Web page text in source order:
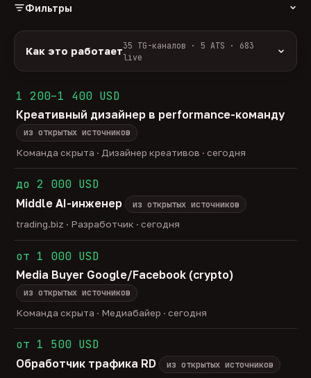
Фильтры
удалённо 588 гибрид
ГРЕЙД
junior43 middle275
head 23
только с зарплатой
Как это работает35 TG-каналов · 5 ATS · 683
live
ArbiHunter, Партнёркин и ATS-площадки
(Greenhouse, Himalayas и другие).
Разбор:нейронка разбирает сырец каждые 30
минут — роль, вертикаль, формат, вилка, грейд.
Скам-фильтр:
без предоплат и взносов, без
обещаний гарантированного дохода, без увода в
Свежесть:протухшее удаляется автоматически
через 30 дней.
35TG-каналов ·5ATS-площадок ·
1 200–1 400 USD
Креативный дизайнер в performance-команду
из открытых источников
Команда скрыта · Дизайнер креативов · сегодня
до 2 000 USD
Middle AI-инженер
из открытых источников
trading.biz · Разработчик · сегодня
от 1 000 USD
Media Buyer Google/Facebook (crypto)
из открытых источников
Команда скрыта · Медиабайер · сегодня
от 1 500 USD
Обработчик трафика RD
из открытых источников